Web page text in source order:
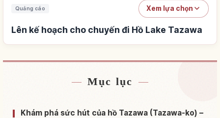
Quảng cáo Xem lựa chọn
Lên kế hoạch cho chuyến đi Hồ Lake Tazawa
Tìm chỗ ở gần Hồ Lake Tazawa
Tìm trải nghiệm tại Hồ Lake Tazawa↗
Mục lục
Khám phá sức hút của hồ Tazawa (Tazawa-ko) –